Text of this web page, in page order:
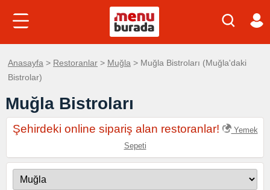
Anasayfa > Restoranlar > Muğla > Muğla Bistroları (Muğla'daki
Bistrolar)
Muğla Bistroları
Şehirdeki online sipariş alan restoranlar!
Yemek
Sepeti